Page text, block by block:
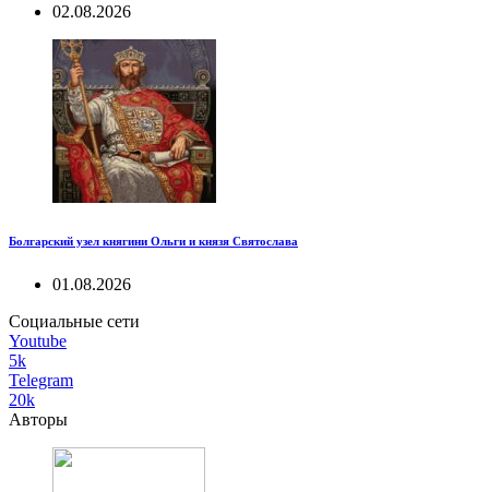
02.08.2026
Болгарский узел княгини Ольги и князя Святослава
01.08.2026
Социальные сети
Youtube
5k
Telegram
20k
Авторы